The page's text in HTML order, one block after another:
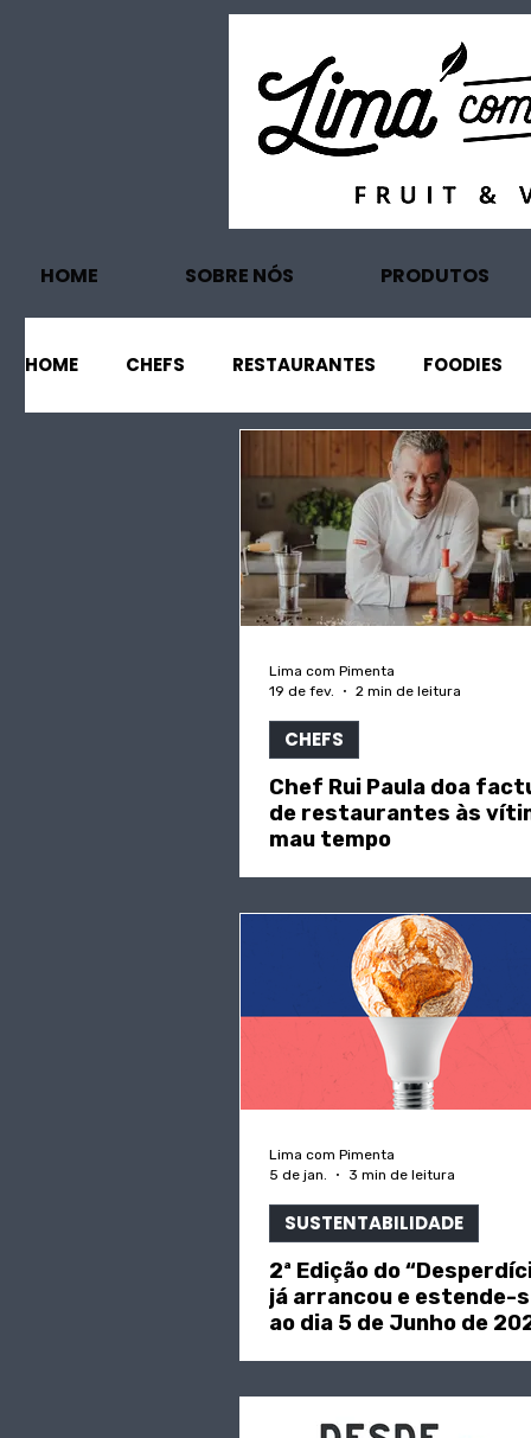
HOME SOBRE NÓS PRODUTOS
HOME CHEFS RESTAURANTES FOODIES
TURISMO
Lima com Pimenta
19 de fev.
2 min de leitura
CHEFS
Chef Rui Paula doa
de restaurantes às
mau tempo
Lima com Pimenta
5 de jan.
3 min de leitura
SUSTENTABILIDADE
2ª Edição do
já arrancou e estende-
ao dia 5 de Junho de